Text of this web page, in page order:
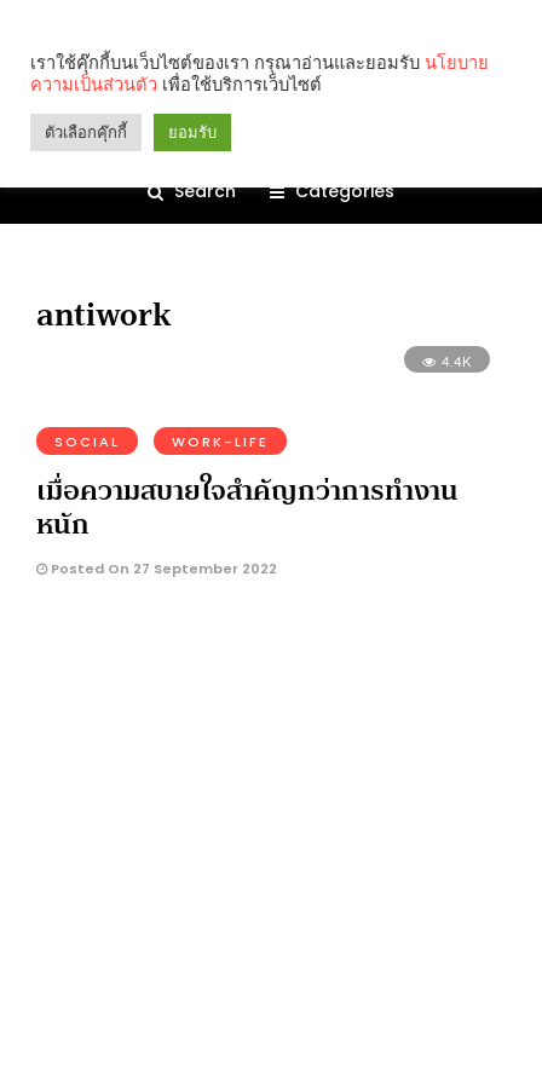
Search Categories
antiwork
4.4K
SOCIAL WORK-LIFE
เมื่อความสบายใจสำคัญกว่าการทำงาน
หนัก
Posted On 27 September 2022
เราใช้คุ๊กกี้บนเว็บไซต์ของเรา กรุณาอ่านและยอมรับ นโยบาย
ความเป็นส่วนตัว เพื่อใช้บริการเว็บไซต์
ตัวเลือกคุ๊กกี้ ยอมรับ